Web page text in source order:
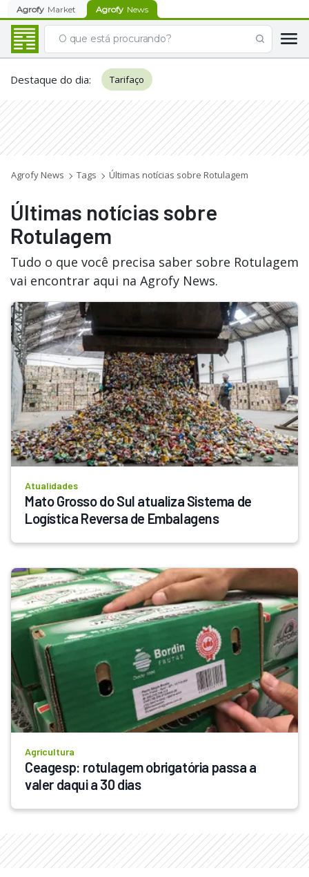
Agrofy Market Agrofy News
Destaque do dia: Tarifaço
Agrofy News Tags Últimas notícias sobre Rotulagem
Últimas notícias sobre
Rotulagem
Tudo o que você precisa saber sobre Rotulagem
vai encontrar aqui na Agrofy News.
Atualidades
Mato Grosso do Sul atualiza Sistema de
Logística Reversa de Embalagens
Agricultura
Ceagesp: rotulagem obrigatória passa a
valer daqui a 30 dias